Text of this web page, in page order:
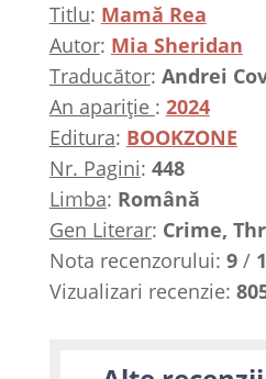
Titlu: Mamă Rea
Autor: Mia Sheridan
Traducător: Andrei
An apariție : 2024
Editura: BOOKZONE
Nr. Pagini: 448
Limba: Română
Gen Literar: Crime,
Nota recenzorului: 9/
Vizualizari recenzie: